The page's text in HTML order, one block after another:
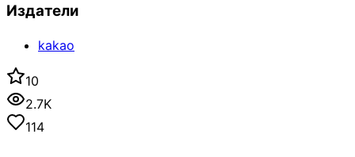
Издатели
kakao
10
2.7K
114